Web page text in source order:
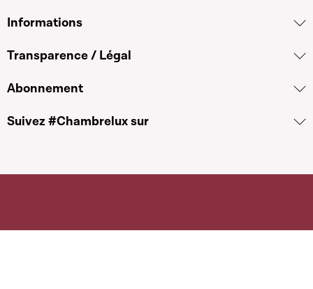
Informations
Transparence / Légal
Abonnement
Suivez #Chambrelux sur